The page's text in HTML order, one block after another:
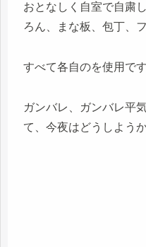
おとなしく自室で自粛
ろん、まな板、包丁、
すべて各自のを使用です
ガンバレ、ガンバレ平
て、今夜はどうしようか